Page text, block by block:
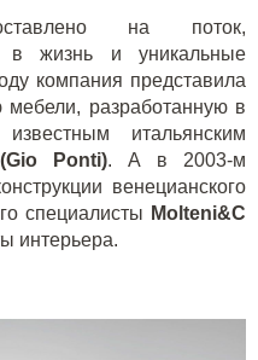
на поток,
в жизнь и уникальные
компания представила
мебели, разработанную в
итальянским
Gio Ponti). А в 2003-м
венецианского
специалисты Molteni&C
интерьера.